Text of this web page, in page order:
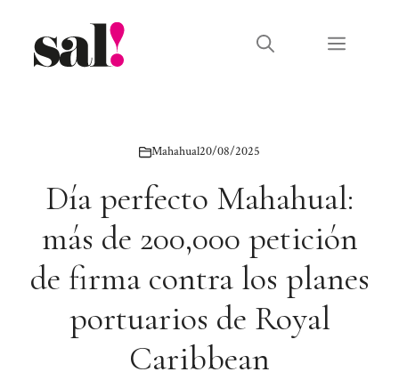
contenido
Menú
Mahahual20/08/2025
Día perfecto Mahahual:
más de 200,000 petición
de firma contra los planes
portuarios de Royal
Caribbean